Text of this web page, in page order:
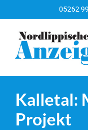
Inhalt
springen
05262
Kalletal:
Projekt